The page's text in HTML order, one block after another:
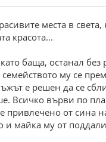
места в
красота...
баща, останал
му се
е решен да се
Всичко върви по
привлечено от
и майка му от